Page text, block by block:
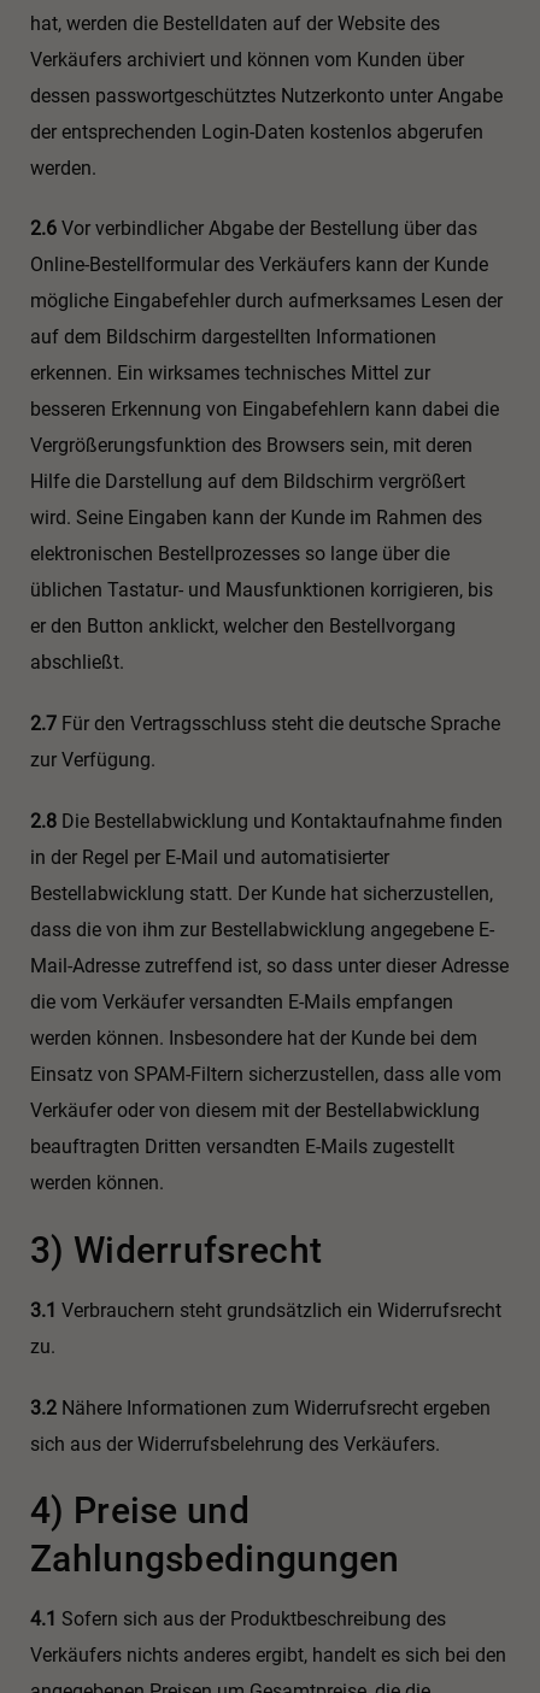
hat, werden die Bestelldaten auf der Website des
Verkäufers archiviert und können vom Kunden über
dessen passwortgeschütztes Nutzerkonto unter Angabe
der entsprechenden Login-Daten kostenlos abgerufen
werden.
2.6 Vor verbindlicher Abgabe der Bestellung über das
Online-Bestellformular des Verkäufers kann der Kunde
mögliche Eingabefehler durch aufmerksames Lesen der
auf dem Bildschirm dargestellten Informationen
erkennen. Ein wirksames technisches Mittel zur
besseren Erkennung von Eingabefehlern kann dabei die
Vergrößerungsfunktion des Browsers sein, mit deren
Hilfe die Darstellung auf dem Bildschirm vergrößert
wird. Seine Eingaben kann der Kunde im Rahmen des
elektronischen Bestellprozesses so lange über die
üblichen Tastatur- und Mausfunktionen korrigieren, bis
er den Button anklickt, welcher den Bestellvorgang
abschließt.
2.7 Für den Vertragsschluss steht die deutsche Sprache
zur Verfügung.
2.8 Die Bestellabwicklung und Kontaktaufnahme finden
in der Regel per E-Mail und automatisierter
Bestellabwicklung statt. Der Kunde hat sicherzustellen,
dass die von ihm zur Bestellabwicklung angegebene E-
Mail-Adresse zutreffend ist, so dass unter dieser Adresse
die vom Verkäufer versandten E-Mails empfangen
werden können. Insbesondere hat der Kunde bei dem
Einsatz von SPAM-Filtern sicherzustellen, dass alle vom
Verkäufer oder von diesem mit der Bestellabwicklung
beauftragten Dritten versandten E-Mails zugestellt
werden können.
3) Widerrufsrecht
3.1 Verbrauchern steht grundsätzlich ein Widerrufsrecht
zu.
3.2 Nähere Informationen zum Widerrufsrecht ergeben
sich aus der Widerrufsbelehrung des Verkäufers.
4) Preise und
Zahlungsbedingungen
4.1 Sofern sich aus der Produktbeschreibung des
Verkäufers nichts anderes ergibt, handelt es sich bei den